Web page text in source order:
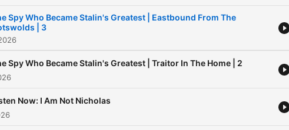
Spy Who Became Stalin's Greatest | Eastbound From The
| 3
Spy Who Became Stalin's Greatest | Traitor In The Home | 2
Now: I Am Not Nicholas